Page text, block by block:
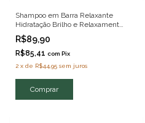
Shampoo em Barra Relaxante
Hidratação Brilho e Relaxamento
Clean Beauty 70g
R$89,90
R$85,41 com Pix
2 x de R$44,95 sem juros